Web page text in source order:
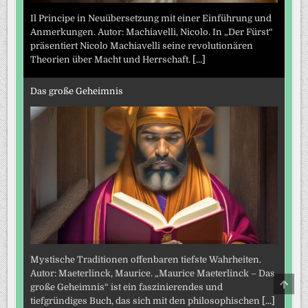
Il Principe in Neuübersetzung mit einer Einführung und
Anmerkungen. Autor: Machiavelli, Nicolo. In „Der Fürst“
präsentiert Nicolo Machiavelli seine revolutionären
Theorien über Macht und Herrschaft. [...]
Das große Geheimnis
Mystische Traditionen offenbaren tiefste Wahrheiten.
Autor: Maeterlinck, Maurice. „Maurice Maeterlinck – Das
große Geheimnis“ ist ein faszinierendes und
tiefgründiges Buch, das sich mit den philosophischen [...]
TO
TOP